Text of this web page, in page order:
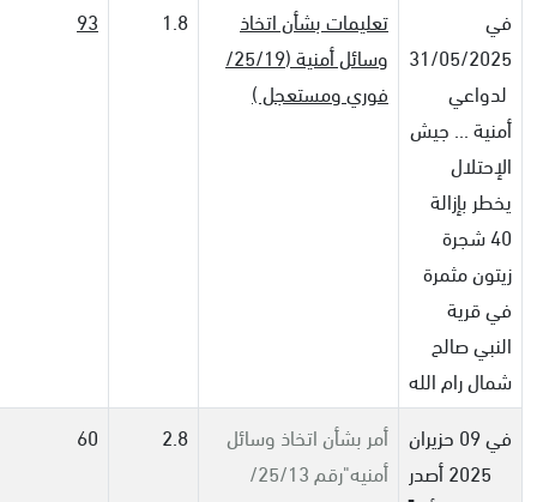
في
31/05/2025
لدواعي
أمنية ... جيش
الإحتلال
يخطر بإزالة
40 شجرة
زيتون مثمرة
في قرية
النبي صالح
شمال رام الله
تعليمات بشأن اتخاذ
وسائل أمنية (25/19/
فوري ومستعجل )
1.8
93
في 09 حزيران
2025 أصدر
أمر بشأن اتخاذ وسائل
أمنيه"رقم 25/13/
2.8
60